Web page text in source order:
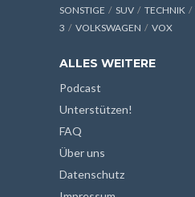
SONSTIGE
SUV TECHNIK
3
VOLKSWAGEN VOX
ALLES WEITERE
Podcast
Unterstützen!
FAQ
Über uns
Datenschutz